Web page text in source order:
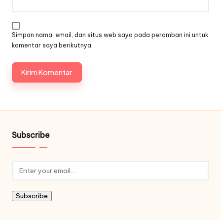
Simpan nama, email, dan situs web saya pada peramban ini untuk
komentar saya berikutnya.
Subscribe
Subscribe